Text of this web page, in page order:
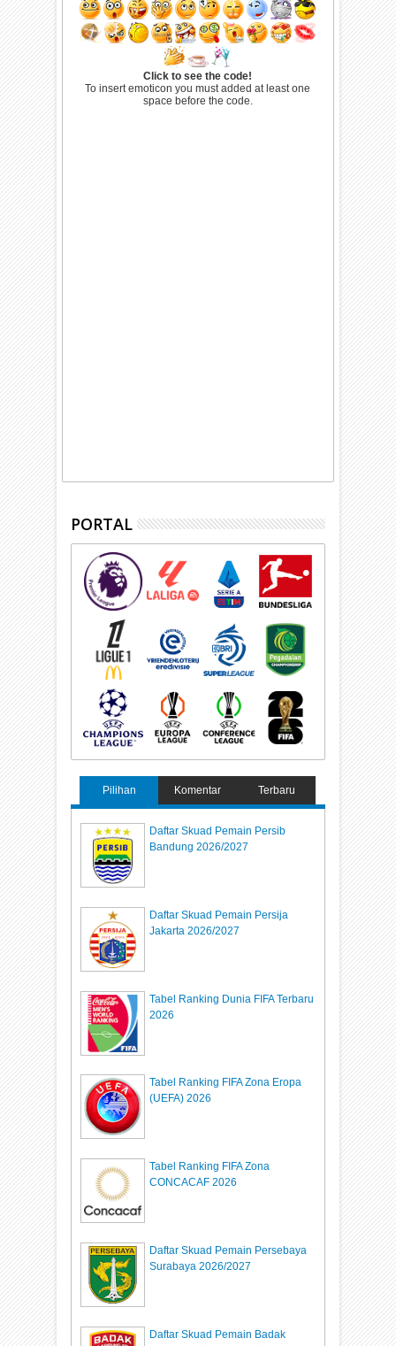
Click to see the code!
To insert emoticon you must added at least one
space before the code.
PORTAL
Pilihan Komentar Terbaru
Daftar Skuad Pemain Persib
Bandung 2026/2027
Daftar Skuad Pemain Persija
Jakarta 2026/2027
Tabel Ranking Dunia FIFA Terbaru
2026
Tabel Ranking FIFA Zona Eropa
(UEFA) 2026
Tabel Ranking FIFA Zona
CONCACAF 2026
Daftar Skuad Pemain Persebaya
Surabaya 2026/2027
Daftar Skuad Pemain Badak